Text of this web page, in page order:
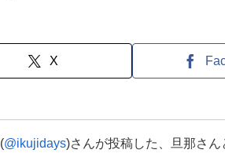
X
(@ikujidays)さんが投稿した、旦那さん